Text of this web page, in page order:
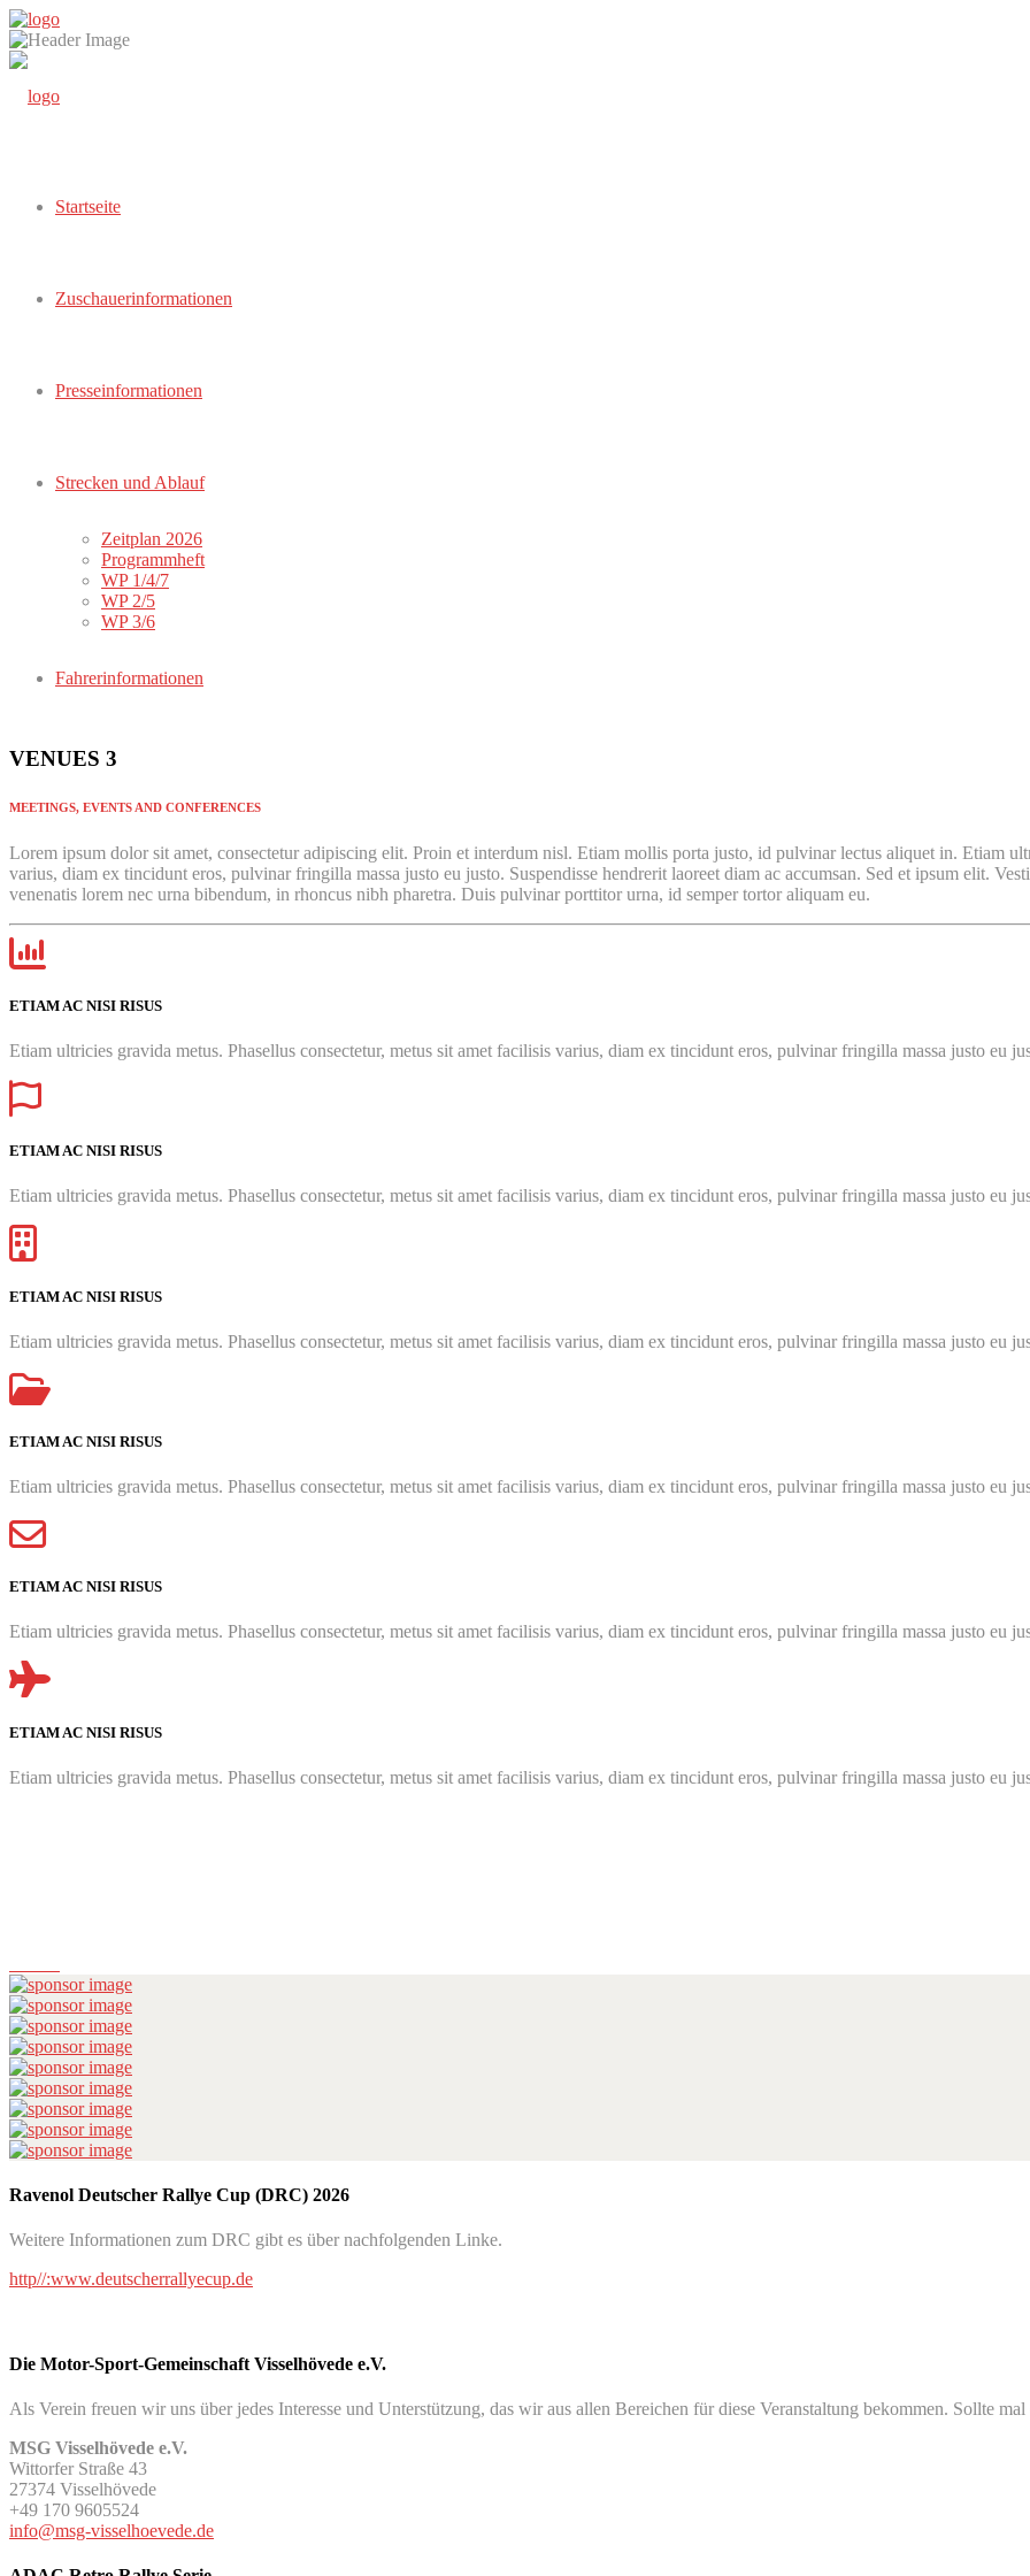
Startseite
Zuschauerinformationen
Presseinformationen
Strecken und Ablauf
Zeitplan 2026
Programmheft
WP 1/4/7
WP 2/5
WP 3/6
Fahrerinformationen
VENUES 3
MEETINGS, EVENTS AND CONFERENCES
Lorem ipsum dolor sit amet, consectetur adipiscing elit. Proin et interdum nisl. Etiam mollis porta justo, id pulvinar lectus aliquet in. Etiam
varius, diam ex tincidunt eros, pulvinar fringilla massa justo eu justo. Suspendisse hendrerit laoreet diam ac accumsan. Sed et ipsum elit.
venenatis lorem nec urna bibendum, in rhoncus nibh pharetra. Duis pulvinar porttitor urna, id semper tortor aliquam eu.
ETIAM AC NISI RISUS
Etiam ultricies gravida metus. Phasellus consectetur, metus sit amet facilisis varius, diam ex tincidunt eros, pulvinar fringilla massa justo eu
ETIAM AC NISI RISUS
Etiam ultricies gravida metus. Phasellus consectetur, metus sit amet facilisis varius, diam ex tincidunt eros, pulvinar fringilla massa justo eu
ETIAM AC NISI RISUS
Etiam ultricies gravida metus. Phasellus consectetur, metus sit amet facilisis varius, diam ex tincidunt eros, pulvinar fringilla massa justo eu
ETIAM AC NISI RISUS
Etiam ultricies gravida metus. Phasellus consectetur, metus sit amet facilisis varius, diam ex tincidunt eros, pulvinar fringilla massa justo eu
ETIAM AC NISI RISUS
Etiam ultricies gravida metus. Phasellus consectetur, metus sit amet facilisis varius, diam ex tincidunt eros, pulvinar fringilla massa justo eu
ETIAM AC NISI RISUS
Etiam ultricies gravida metus. Phasellus consectetur, metus sit amet facilisis varius, diam ex tincidunt eros, pulvinar fringilla massa justo eu
Ravenol Deutscher Rallye Cup (DRC) 2026
Weitere Informationen zum DRC gibt es über nachfolgenden Linke.
http//:www.deutscherrallyecup.de
Die Motor-Sport-Gemeinschaft Visselhövede e.V.
Als Verein freuen wir uns über jedes Interesse und Unterstützung, das wir aus allen Bereichen für diese Veranstaltung bekommen. Sollte
MSG Visselhövede e.V.
Wittorfer Straße 43
27374 Visselhövede
+49 170 9605524
info@msg-visselhoevede.de